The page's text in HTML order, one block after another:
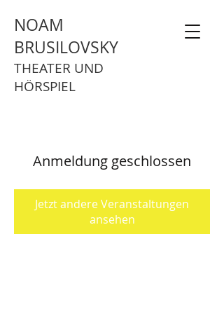
NOAM
BRUSILOVSKY
THEATER UND
HÖRSPIEL
Anmeldung geschlossen
Jetzt andere Veranstaltungen
ansehen